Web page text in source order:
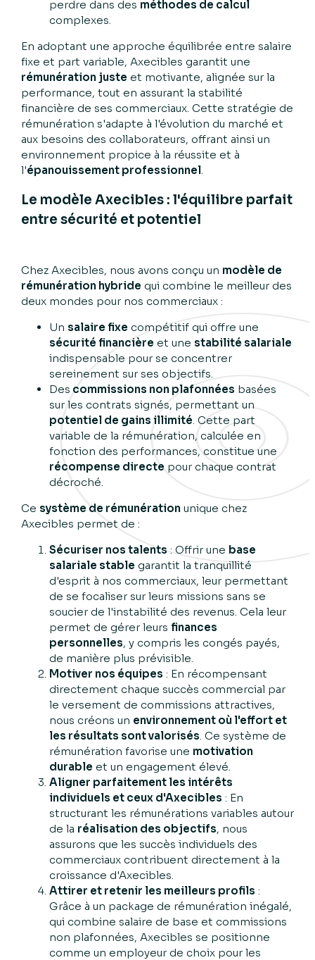
perdre dans des méthodes de calcul
complexes.
En adoptant une approche équilibrée entre salaire
fixe et part variable, Axecibles garantit une
rémunération juste et motivante, alignée sur la
performance, tout en assurant la stabilité
financière de ses commerciaux. Cette stratégie de
rémunération s'adapte à l'évolution du marché et
aux besoins des collaborateurs, offrant ainsi un
environnement propice à la réussite et à
l'épanouissement professionnel.
Le modèle Axecibles : l'équilibre parfait
entre sécurité et potentiel
Chez Axecibles, nous avons conçu un modèle de
rémunération hybride qui combine le meilleur des
deux mondes pour nos commerciaux :
Un salaire fixe compétitif qui offre une
sécurité financière et une stabilité salariale
indispensable pour se concentrer
sereinement sur ses objectifs.
Des commissions non plafonnées basées
sur les contrats signés, permettant un
potentiel de gains illimité. Cette part
variable de la rémunération, calculée en
fonction des performances, constitue une
récompense directepour chaque contrat
décroché.
Ce système de rémunération unique chez
Axecibles permet de :
Sécuriser nos talents: Offrir une base
salariale stable garantit la tranquillité
d'esprit à nos commerciaux, leur permettant
de se focaliser sur leurs missions sans se
soucier de l'instabilité des revenus. Cela leur
permet de gérer leurs finances
personnelles, y compris les congés payés,
de manière plus prévisible.
Motiver nos équipes : En récompensant
directement chaque succès commercial par
le versement de commissions attractives,
nous créons un environnement où l'effort et
les résultats sont valorisés. Ce système de
rémunération favorise une motivation
durable et un engagement élevé.
Aligner parfaitement les intérêts
individuels et ceux d'Axecibles : En
structurant les rémunérations variables autour
de la réalisation des objectifs, nous
assurons que les succès individuels des
commerciaux contribuent directement à la
croissance d'Axecibles.
Attirer et retenir les meilleurs profils :
Grâce à un package de rémunération inégalé,
qui combine salaire de base et commissions
non plafonnées, Axecibles se positionne
comme un employeur de choix pour les